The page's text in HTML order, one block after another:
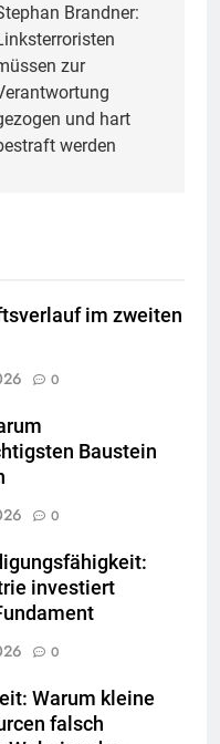
Brandner:
zur
und hart
werden
im zweiten
0
Baustein
0
investiert
0
Warum kleine
falsch